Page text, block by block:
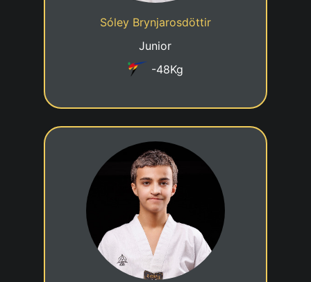
Sóley Brynjarosdöttir
Junior
-48Kg
4eme KUP
Date de naissance
02/12/2012
Cadre jeune talent